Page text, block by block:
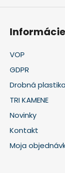
VOP
GDPR
Drobná plastika
TRI KAMENE
Novinky
Kontakt
Moja